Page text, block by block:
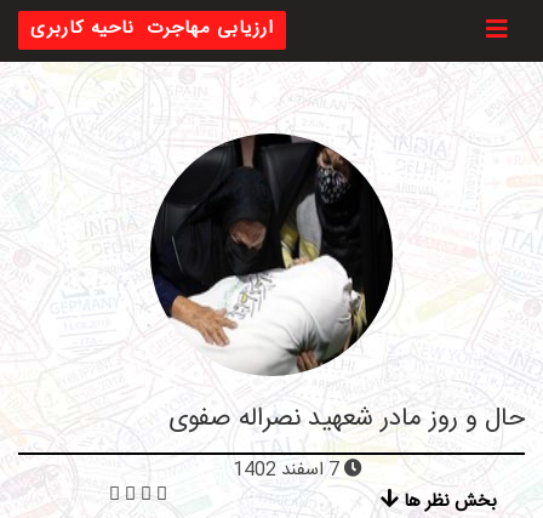
ناحیه کاربری ارزیابی مهاجرت
حال و روز مادر شعهید نصراله صفوی
بخش نظر ها
7 اسفند 1402